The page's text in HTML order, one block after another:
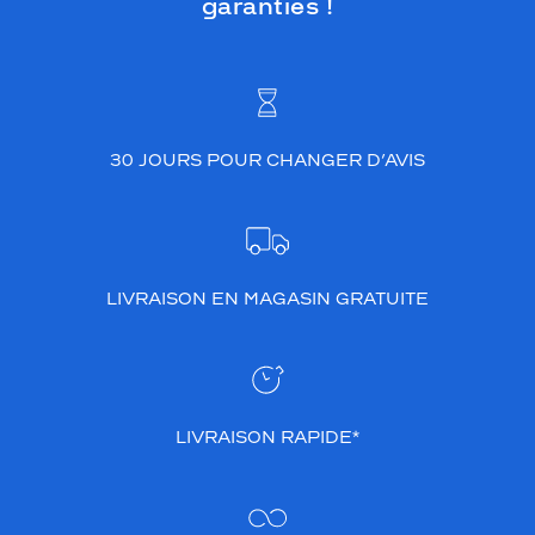
garanties !
30 JOURS POUR CHANGER D’AVIS
LIVRAISON EN MAGASIN GRATUITE
LIVRAISON RAPIDE*